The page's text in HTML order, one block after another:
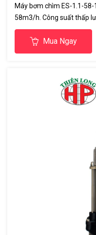
Máy bơm chìm ES-1.1-
58m3/h. Công suất thấp
nước ao nuôi thủy sản
Mua Ngay